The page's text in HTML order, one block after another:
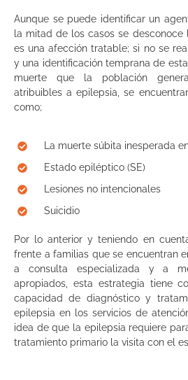
Aunque se puede identificar un
la mitad de los casos se desconoce
es una afección tratable; si no se
y una identificación temprana de
muerte que la población
atribuibles a epilepsia, se
como;
La muerte súbita inesperada
Estado epiléptico (SE)
Lesiones no intencionales
Suicidio
Por lo anterior y teniendo en
frente a familias que se encuentran
a consulta especializada y a
apropiados, esta estrategia tiene
capacidad de diagnóstico y
epilepsia en los servicios de
idea de que la epilepsia requiere
tratamiento primario la visita con el